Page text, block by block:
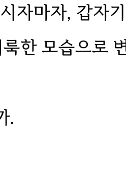
자마자, 갑자
한 모습으로
.